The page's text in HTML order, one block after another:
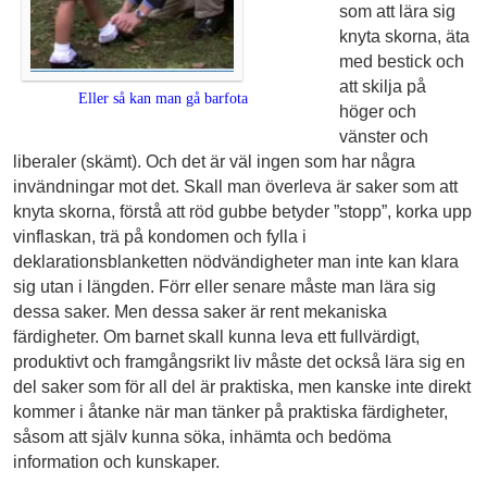
Eller så kan man gå barfota
som att lära sig
knyta skorna, äta
med bestick och
att skilja på
höger och
vänster och
liberaler (skämt). Och det är väl ingen som har några
invändningar mot det. Skall man överleva är saker som att
knyta skorna, förstå att röd gubbe betyder ”stopp”, korka upp
vinflaskan, trä på kondomen och fylla i
deklarationsblanketten nödvändigheter man inte kan klara
sig utan i längden. Förr eller senare måste man lära sig
dessa saker. Men dessa saker är rent mekaniska
färdigheter. Om barnet skall kunna leva ett fullvärdigt,
produktivt och fram­gångs­rikt liv måste det också lära sig en
del saker som för all del är praktiska, men kanske inte direkt
kommer i åtanke när man tänker på praktiska färdigheter,
såsom att själv kunna söka, inhämta och bedöma
information och kunskaper.